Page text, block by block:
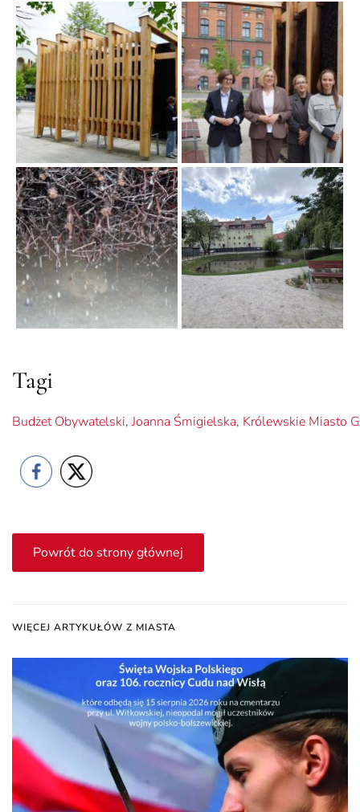
Tagi
Budżet Obywatelski, Joanna Śmigielska, Królewskie Miasto
Powrót do strony głównej
WIĘCEJ ARTYKUŁÓW Z MIASTA